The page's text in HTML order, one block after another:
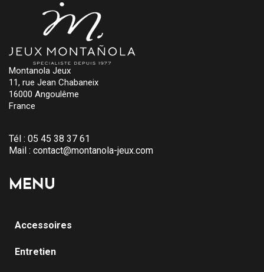
Montanola Jeux
11, rue Jean Chabaneix
16000 Angoulême
France
Tél : 05 45 38 37 61
Mail : contact@montanola-jeux.com
MENU
Accessoires
Entretien